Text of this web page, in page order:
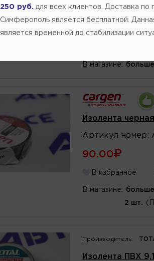
Артикулномер:
110.00
В магазине:
Изолента
Артикул номер :
90.00
В избранное
В магазине:
2 шт.
Производитель:
Изолента ПВХ
250 руб. для всех клиентов. Доставка по г.
Симферополь является бесплатной.
является временной до стабилизации